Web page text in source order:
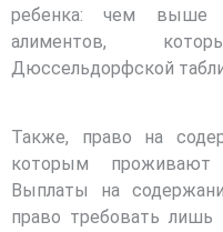
ребенка: чем
алиментов,
Дюссельдорфской
Также, право на
которым проживают
Выплаты на
право требовать